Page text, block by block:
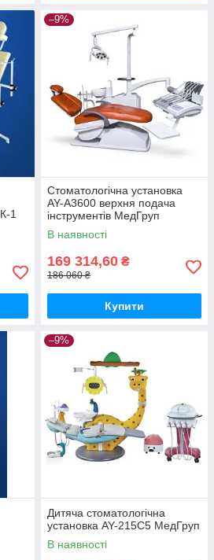
1
–9%
Стоматологічна установка
AY-A3600 верхня подача
інструментів МедГруп
В наявності
169 314,60 ₴
186 060 ₴
Купити
–9%
Дитяча стоматологічна
установка AY-215C5 МедГруп
В наявності